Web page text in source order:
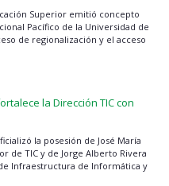
Superior emitió concepto
Pacífico de la Universidad de
de regionalización y el acceso
la Dirección TIC con
la posesión de José María
de TIC y de Jorge Alberto Rivera
Infraestructura de Informática y